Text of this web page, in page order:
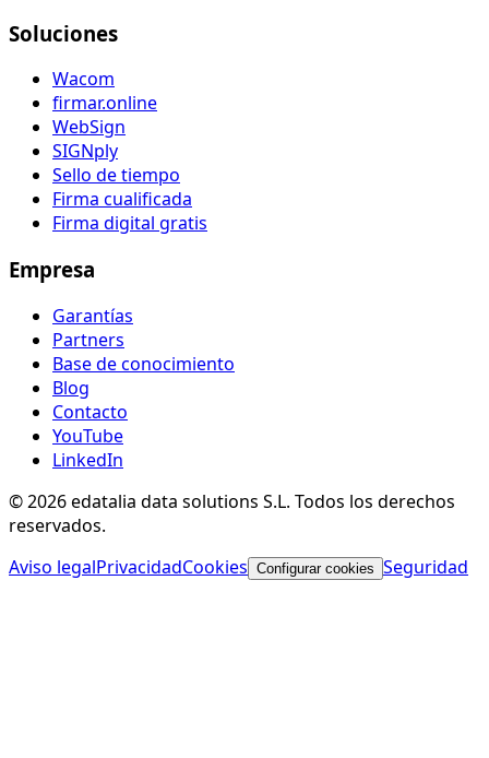
Soluciones
Wacom
firmar.online
WebSign
SIGNply
Sello de tiempo
Firma cualificada
Firma digital gratis
Empresa
Garantías
Partners
Base de conocimiento
Blog
Contacto
YouTube
LinkedIn
© 2026 edatalia data solutions S.L. Todos los derechos
reservados.
Aviso legalPrivacidadCookies Configurar cookies Seguridad